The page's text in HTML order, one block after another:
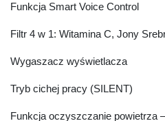
Funkcja Smart Voice Control
Filtr 4 w 1: Witamina C, Jony
Wygaszacz wyświetlacza
Tryb cichej pracy (SILENT)
Funkcja oczyszczanie powietrza